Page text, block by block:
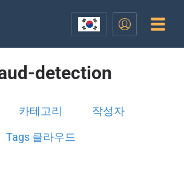
detection
카테고리 작성자
Tags 클라우드